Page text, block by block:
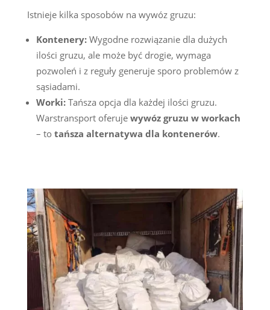
Istnieje kilka sposobów na wywóz gruzu:
Kontenery:Wygodne rozwiązanie dla dużych
ilości gruzu, ale może być drogie, wymaga
pozwoleń i z reguły generuje sporo problemów z
sąsiadami.
Worki:Tańsza opcja dla każdej ilości gruzu.
Warstransport oferuje wywóz gruzu w workach
– to tańsza alternatywa dla kontenerów.